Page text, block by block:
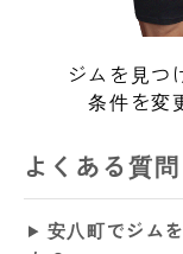
ジムを見つ
条件を変
よくある質問
安八町でジム